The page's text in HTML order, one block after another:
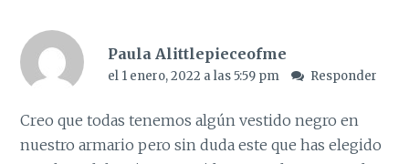
Paula Alittlepieceofme
el 1 enero, 2022 a las 5:59 pm Responder
Creo que todas tenemos algún vestido negro en
nuestro armario pero sin duda este que has elegido